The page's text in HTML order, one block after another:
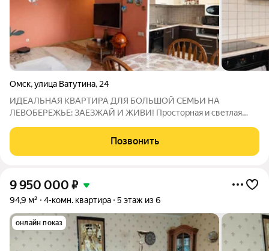
Омск,улица Ватутина, 24
ИДЕАЛЬНАЯ КВАРТИРА ДЛЯ БОЛЬШОЙ СЕМЬИ НА
ЛЕВОБЕРЕЖЬЕ: ЗАЕЗЖАЙ И ЖИВИ! Просторная и светлая
своя комната, а инфраструктура района закроет все
Позвонить
9 950 000 ₽
94,9 м² 4-комн. квартира 5 этаж из 6
онлайн показ